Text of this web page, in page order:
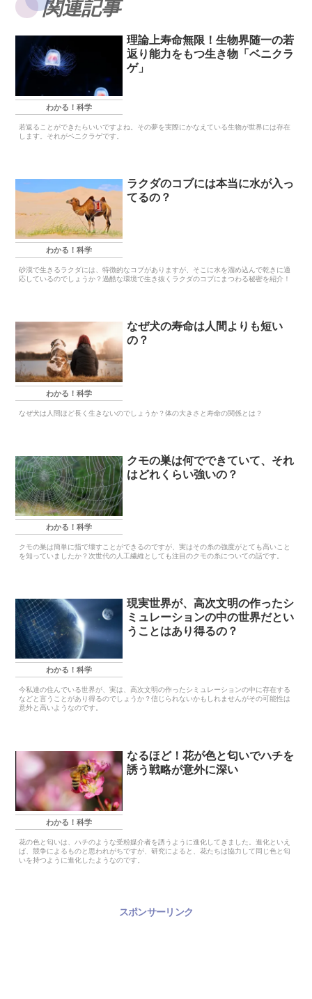
関連記事
わかる！科学
理論上寿命無限！生物界随一の若
返り能力をもつ生き物「ベニクラ
ゲ」
若返ることができたらいいですよね。その夢を実際にかなえている生物が世界には存在
します。それがベニクラゲです。
わかる！科学
ラクダのコブには本当に水が入っ
てるの？
砂漠で生きるラクダには、特徴的なコブがありますが、そこに水を溜め込んで乾きに適
応しているのでしょうか？過酷な環境で生き抜くラクダのコブにまつわる秘密を紹介！
わかる！科学
なぜ犬の寿命は人間よりも短い
の？
なぜ犬は人間ほど長く生きないのでしょうか？体の大きさと寿命の関係とは？
わかる！科学
クモの巣は何でできていて、それ
はどれくらい強いの？
クモの巣は簡単に指で壊すことができるのですが、実はその糸の強度がとても高いこと
を知っていましたか？次世代の人工繊維としても注目のクモの糸についての話です。
わかる！科学
現実世界が、高次文明の作ったシ
ミュレーションの中の世界だとい
うことはあり得るの？
今私達の住んでいる世界が、実は、高次文明の作ったシミュレーションの中に存在する
などと言うことがあり得るのでしょうか？信じられないかもしれませんがその可能性は
意外と高いようなのです。
わかる！科学
なるほど！花が色と匂いでハチを
誘う戦略が意外に深い
花の色と匂いは、ハチのような受粉媒介者を誘うように進化してきました。進化といえ
ば、競争によるものと思われがちですが、研究によると、花たちは協力して同じ色と匂
いを持つように進化したようなのです。
スポンサーリンク